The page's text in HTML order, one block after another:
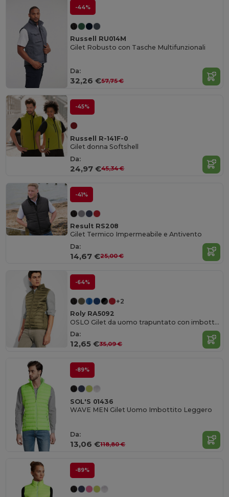
-44%
Russell RU014M
Gilet Robusto con Tasche Multifunzionali
Da:
32,26 €57,75 €
-45%
Russell R-141F-0
Gilet donna Softshell
Da:
24,97 €45,34 €
-41%
Result RS208
Gilet Termico Impermeabile e Antivento
Da:
14,67 €25,00 €
-64%
+2
Roly RA5092
OSLO Gilet da uomo trapuntato con imbottitura tatto piuma
Da:
12,65 €35,09 €
-89%
SOL'S 01436
WAVE MEN Gilet Uomo Imbottito Leggero
Da:
13,06 €118,80 €
-89%